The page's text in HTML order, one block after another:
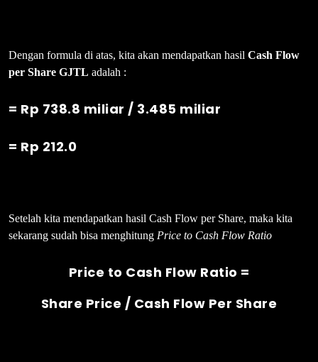
Dengan formula di atas, kita akan mendapatkan hasil Cash Flow
per Share GJTL adalah :
= Rp 738.8 miliar / 3.485 miliar
= Rp 212.0
Setelah kita mendapatkan hasil Cash Flow per Share, maka kita
sekarang sudah bisa menghitung Price to Cash Flow Ratio
Price to Cash Flow Ratio =
Share Price / Cash Flow Per Share